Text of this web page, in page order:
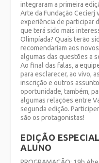
integraram a primeira
Arte da Fundação Cecierj
experiência de participar
que terá sido mais
Olimpíada? Quais terão
recomendariam aos
algumas das questões a
Ao final das falas, a
para esclarecer, ao vivo,
inscrição e outros
oportunidade, também,
algumas relações entre
segunda edição.
são os protagonistas!
EDIÇÃO
ALUNO